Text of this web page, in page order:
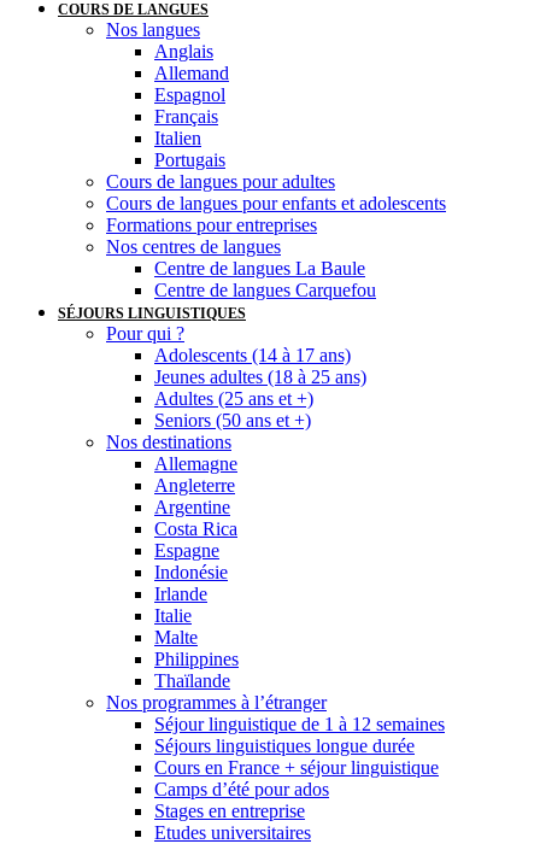
COURS DE LANGUES
Nos langues
Anglais
Allemand
Espagnol
Français
Italien
Portugais
Cours de langues pour adultes
Cours de langues pour enfants et adolescents
Formations pour entreprises
Nos centres de langues
Centre de langues La Baule
Centre de langues Carquefou
SÉJOURS LINGUISTIQUES
Pour qui ?
Adolescents (14 à 17 ans)
Jeunes adultes (18 à 25 ans)
Adultes (25 ans et +)
Seniors (50 ans et +)
Nos destinations
Allemagne
Angleterre
Argentine
Costa Rica
Espagne
Indonésie
Irlande
Italie
Malte
Philippines
Thaïlande
Nos programmes à l’étranger
Séjour linguistique de 1 à 12 semaines
Séjours linguistiques longue durée
Cours en France + séjour linguistique
Camps d’été pour ados
Stages en entreprise
Etudes universitaires